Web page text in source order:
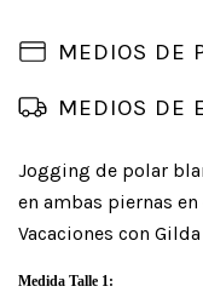
MEDIOS DE
MEDIOS DE
Jogging de polar
en ambas piernas
Vacaciones con
Medida Talle 1: